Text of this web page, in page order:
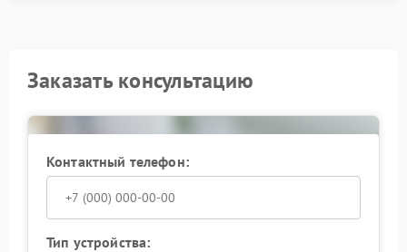
Заказать консультацию
Контактный телефон:
Тип устройства: